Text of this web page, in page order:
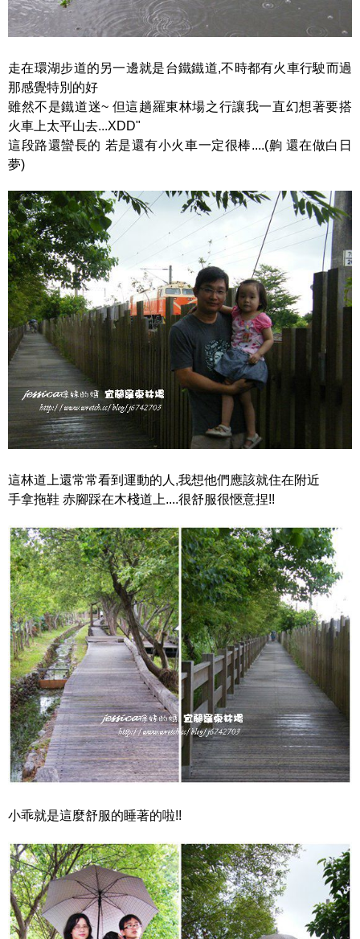
走在環湖步道的另一邊就是台鐵鐵道,不時都有火車行駛而過
那感覺特別的好
雖然不是鐵道迷~ 但這趟羅東林場之行讓我一直幻想著要搭
火車上太平山去...XDD"
這段路還蠻長的 若是還有小火車一定很棒....(齁 還在做白日
夢)
這林道上還常常看到運動的人,我想他們應該就住在附近
手拿拖鞋 赤腳踩在木棧道上....很舒服很愜意捏!!
小乖就是這麼舒服的睡著的啦!!